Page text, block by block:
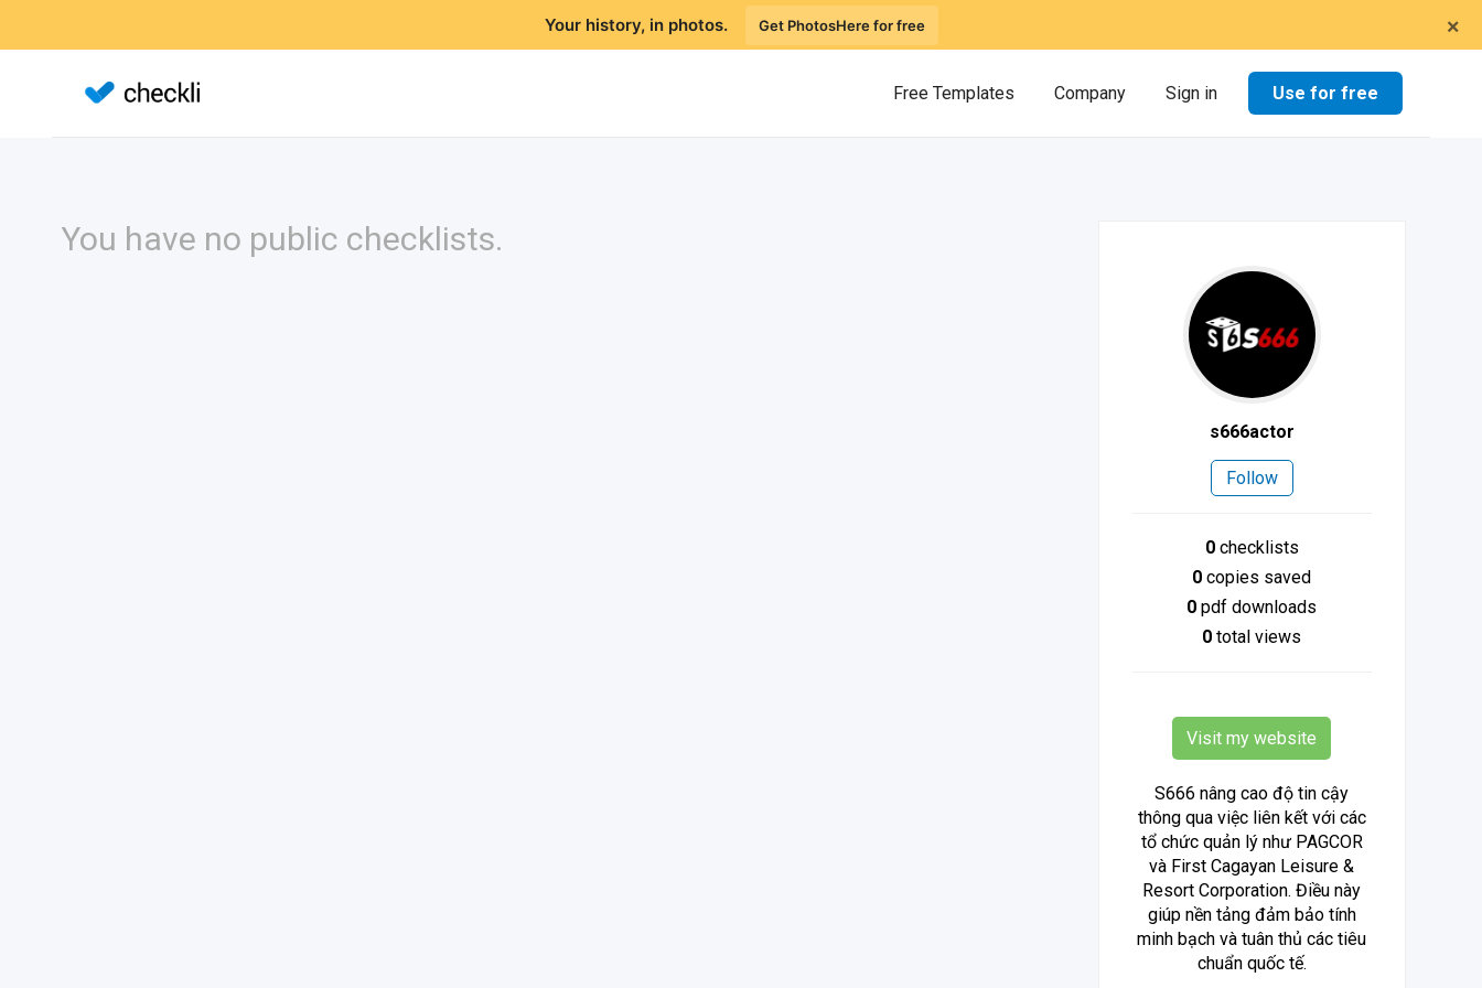
×
Your history, in photos. Get PhotosHere for free
Free Templates Company Sign in Use for free
You have no public checklists.
s666actor
Follow
0checklists
0 copies saved
0 pdf downloads
0 total views
Visit my website
S666 nâng cao độ tin cậy
thông qua việc liên kết với các
tổ chức quản lý như PAGCOR
và First Cagayan Leisure &
Resort Corporation. Điều này
giúp nền tảng đảm bảo tính
minh bạch và tuân thủ các tiêu
chuẩn quốc tế.